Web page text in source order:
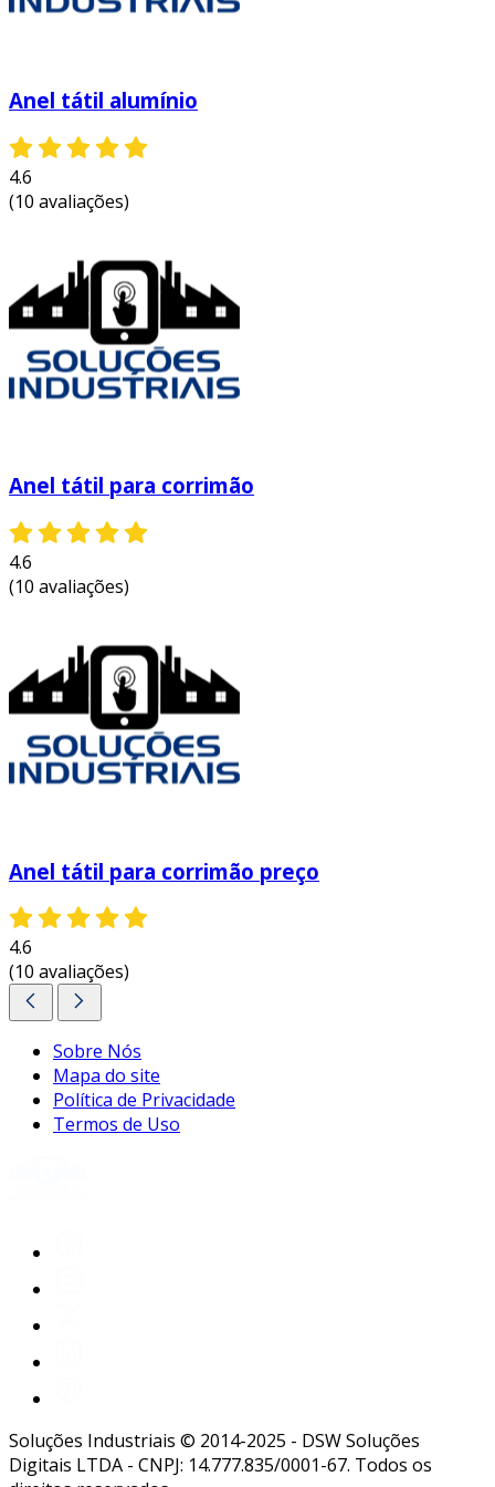
Anel tátil alumínio
4.6
(10 avaliações)
Anel tátil para corrimão
4.6
(10 avaliações)
Anel tátil para corrimão preço
4.6
(10 avaliações)
Sobre Nós
Mapa do site
Política de Privacidade
Termos de Uso
Soluções Industriais © 2014-2025 - DSW Soluções
Digitais LTDA - CNPJ: 14.777.835/0001-67. Todos os